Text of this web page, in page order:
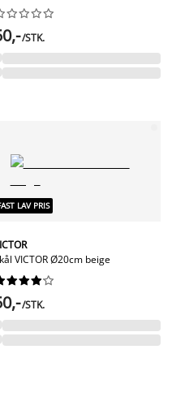





/STK.
LAV PRIS
VICTOR Ø20cm beige





/STK.